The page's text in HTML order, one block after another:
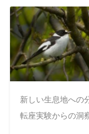
新しい生息地への
転座実験からの洞